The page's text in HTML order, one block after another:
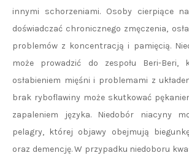
innymi schorzeniami. Osoby cierpiące
doświadczać chronicznego zmęczenia,
problemów z koncentracją i pamięcią.
może prowadzić do zespołu Beri-Beri,
osłabieniem mięśni i problemami z
brak ryboflawiny może skutkować
zapaleniem języka. Niedobór niacyny
pelagry, której objawy obejmują
oraz demencję. W przypadku niedoboru